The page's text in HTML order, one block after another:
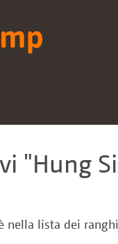
Hung
nella lista dei